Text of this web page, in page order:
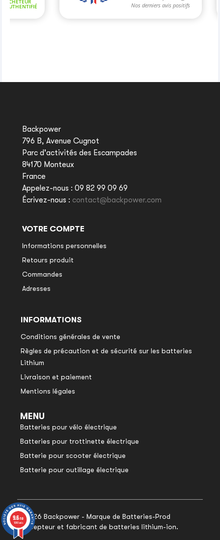
Backpower
796 B, Avenue Cugnot
Parc d'activités des Escampades
84170 Monteux
France
Appelez-nous : 09 82 99 09 69
Écrivez-nous : contact@backpower.com
VOTRE COMPTE
Informations personnelles
Retours produit
Commandes
Adresses
INFORMATIONS
Conditions générales de vente
Règles de précaution et de sécurité sur les batteries
Lithium
Livraison et paiement
Mentions légales
MENU
Batteries pour vélo électrique
Batteries pour trottinette électrique
Batterie pour scooter électrique
Batterie pour outillage électrique
© 2026 Backpower - Marque de Batteries-Prod
concepteur et fabricant de batteries lithium-ion.
9.6/10
1048 avis
9.6/10
1048 avis